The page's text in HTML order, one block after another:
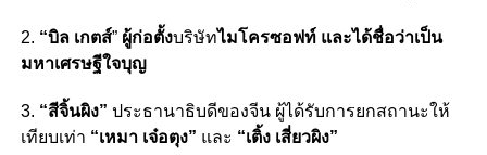
2. “บิล เกตส์” ผู้ก่อตั้งบริษัทไมโครซอฟท์ และได้ชื่อว่าเป็น
มหาเศรษฐีใจบุญ
3. “สีจิ้นผิง” ประธานาธิบดีของจีน ผู้ได้รับการยกสถานะให้
เทียบเท่า “เหมา เจ๋อตุง” และ “เติ้ง เสี่ยวผิง”